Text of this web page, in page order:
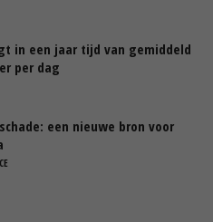
in een jaar tijd van gemiddeld
per dag
een nieuwe bron voor